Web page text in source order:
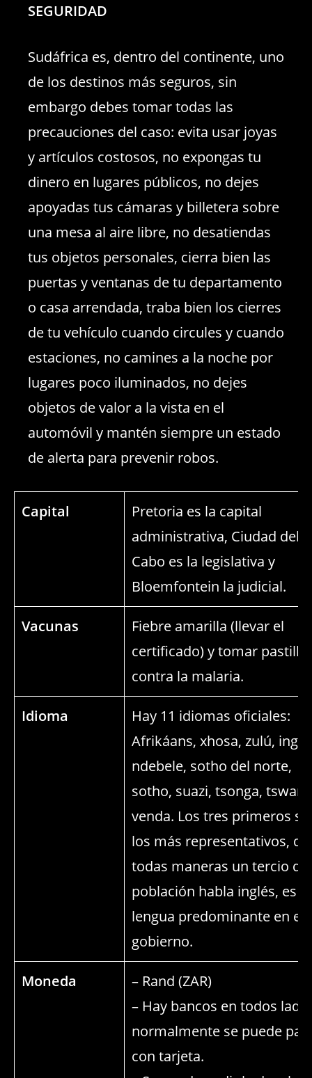
SEGURIDAD
Sudáfrica es, dentro del continente, uno
de los destinos más seguros, sin
embargo debes tomar todas las
precauciones del caso: evita usar joyas
y artículos costosos, no expongas tu
dinero en lugares públicos, no dejes
apoyadas tus cámaras y billetera sobre
una mesa al aire libre, no desatiendas
tus objetos personales, cierra bien las
puertas y ventanas de tu departamento
o casa arrendada, traba bien los cierres
de tu vehículo cuando circules y cuando
estaciones, no camines a la noche por
lugares poco iluminados, no dejes
objetos de valor a la vista en el
automóvil y mantén siempre un estado
de alerta para prevenir robos.
Capital
Pretoria es la capital
administrativa, Ciudad del
Cabo es la legislativa y
Bloemfontein la judicial.
Vacunas
Fiebre amarilla (llevar el
certificado) y tomar
contra la malaria.
Idioma
Hay 11 idiomas oficiales:
Afrikáans, xhosa, zulú,
ndebele, sotho del norte,
sotho, suazi, tsonga,
venda. Los tres primeros
los más representativos, de
todas maneras un tercio de
población habla inglés, es la
lengua predominante en el
gobierno.
Moneda
– Rand (ZAR)
– Hay bancos en todos
normalmente se puede
con tarjeta.